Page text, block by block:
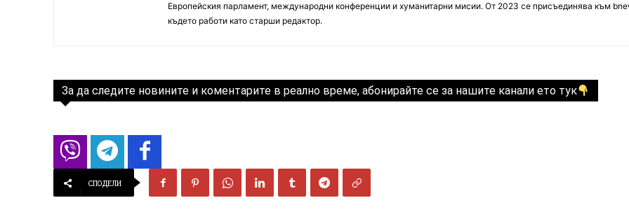
Европейския парламент, международни конференции и хуманитарни мисии. От 2023 се присъединява към
където работи като старши редактор.
За да следите новините и коментарите в реално време, абонирайте се за нашите канали ето тук
СПОДЕЛИ